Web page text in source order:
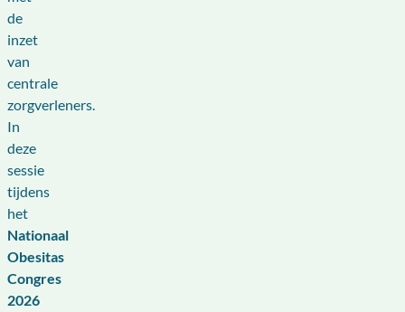
de
inzet
van
centrale
zorgverleners.
In
deze
sessie
tijdens
het
Nationaal
Obesitas
Congres
2026